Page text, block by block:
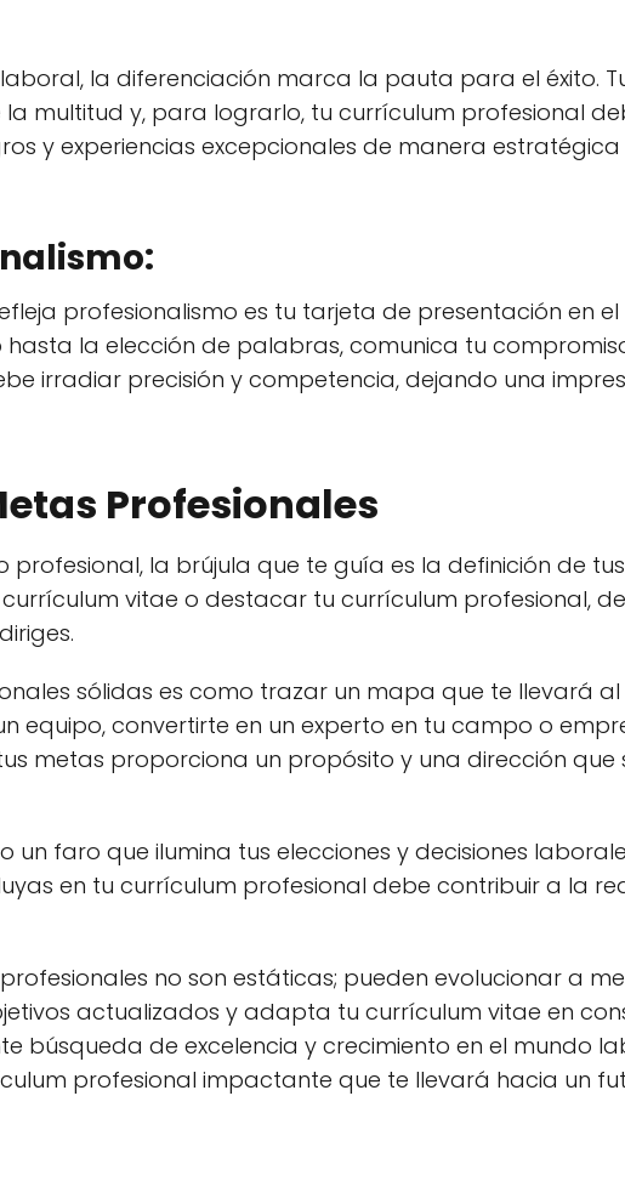
la diferenciación marca la pauta para el éxito.
multitud y, para lograrlo, tu currículum profesional
y experiencias excepcionales de manera
profesionalismo es tu tarjeta de presentación en
la elección de palabras, comunica tu
irradiar precisión y competencia, dejando una
Profesionales
profesional, la brújula que te guía es la definición de
vitae o destacar tu currículum profesional,
sólidas es como trazar un mapa que te llevará
equipo, convertirte en un experto en tu campo o
metas proporciona un propósito y una dirección que
un faro que ilumina tus elecciones y decisiones
en tu currículum profesional debe contribuir a la
no son estáticas; pueden evolucionar a
actualizados y adapta tu currículum vitae en
búsqueda de excelencia y crecimiento en el mundo
profesional impactante que te llevará hacia un